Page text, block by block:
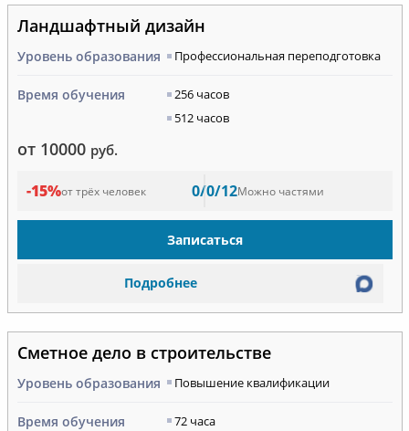
Ландшафтный дизайн
Уровень образования Профессиональная переподготовка
Время обучения
256 часов
512 часов
от 10000 руб.
-15%от трёх человек 0/0/12Можно частями
Записаться
Подробнее
Сметное дело в строительстве
Уровень образования Повышение квалификации
Время обучения
72 часа